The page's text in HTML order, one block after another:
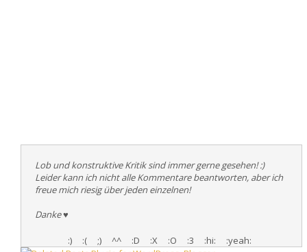
Lob und konstruktive Kritik sind immer gerne gesehen! :)
Leider kann ich nicht alle Kommentare beantworten, aber ich
freue mich riesig über jeden einzelnen!
Danke♥
:) :( ;) ^^ :D :X :O :3 :hi: :yeah: